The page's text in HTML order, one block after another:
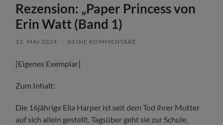
Rezension: „Paper Princess von
Erin Watt (Band 1)
15. MAI 2024 KEINE KOMMENTARE
[Eigenes Exemplar]
Zum Inhalt:
Die 16jährige Ella Harper ist seit dem Tod ihrer Mutter
auf sich allein gestellt. Tagsüber geht sie zur Schule,